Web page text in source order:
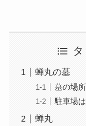
蝉丸の墓
墓の場
駐車場
蝉丸